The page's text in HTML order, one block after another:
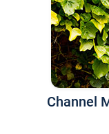
Channel